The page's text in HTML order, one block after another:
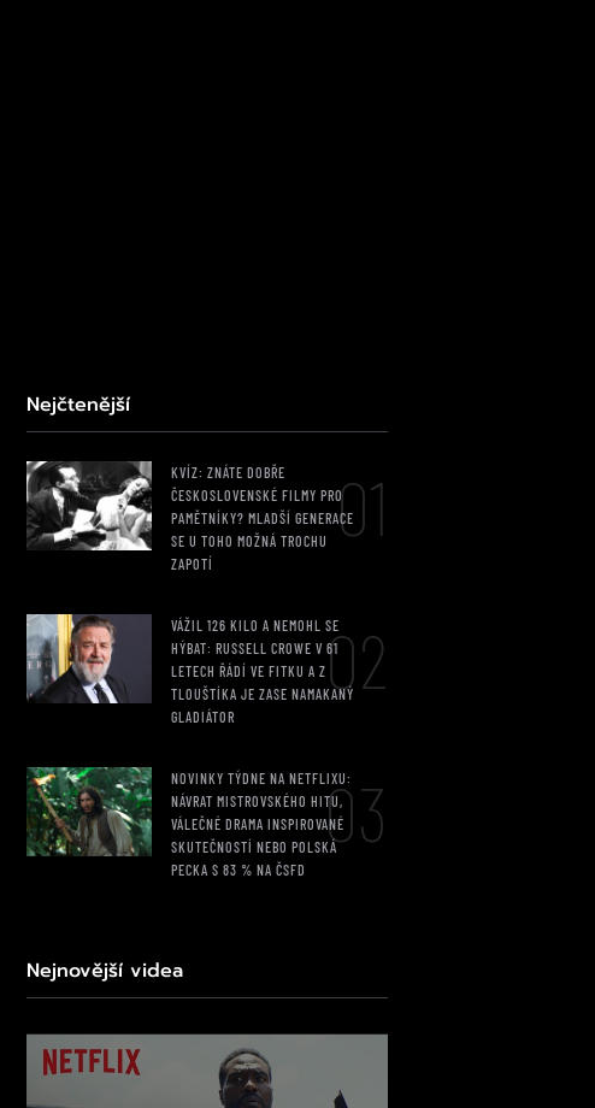
Nejčtenější
KVÍZ: ZNÁTE DOBŘE
ČESKOSLOVENSKÉ FILMY PRO
PAMĚTNÍKY? MLADŠÍ GENERACE
SE U TOHO MOŽNÁ TROCHU
ZAPOTÍ
01
VÁŽIL 126 KILO A NEMOHL SE
HÝBAT: RUSSELL CROWE V 61
LETECH ŘÁDÍ VE FITKU A Z
TLOUŠTÍKA JE ZASE NAMAKANÝ
GLADIÁTOR
02
NOVINKY TÝDNE NA NETFLIXU:
NÁVRAT MISTROVSKÉHO HITU,
VÁLEČNÉ DRAMA INSPIROVANÉ
SKUTEČNOSTÍ NEBO POLSKÁ
PECKA S 83 % NA ČSFD
03
Nejnovější videa